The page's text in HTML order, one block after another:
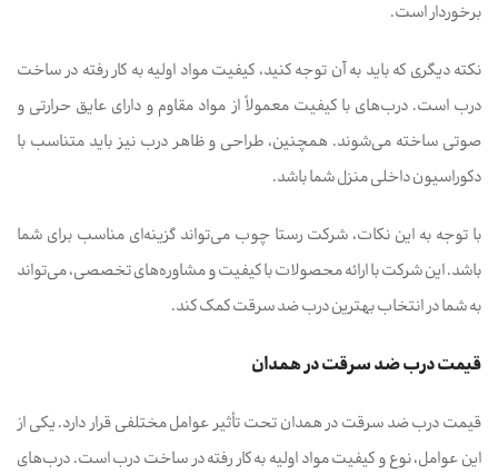
برخوردار است.
نکته دیگری که باید به آن توجه کنید، کیفیت مواد اولیه به کار رفته در ساخت
درب است. درب‌های با کیفیت معمولاً از مواد مقاوم و دارای عایق حرارتی و
صوتی ساخته می‌شوند. همچنین، طراحی و ظاهر درب نیز باید متناسب با
دکوراسیون داخلی منزل شما باشد.
با توجه به این نکات، شرکت رستا چوب می‌تواند گزینه‌ای مناسب برای شما
باشد. این شرکت با ارائه محصولات با کیفیت و مشاوره‌های تخصصی، می‌تواند
به شما در انتخاب بهترین درب ضد سرقت کمک کند.
قیمت درب ضد سرقت در همدان
قیمت درب ضد سرقت در همدان تحت تأثیر عوامل مختلفی قرار دارد. یکی از
این عوامل، نوع و کیفیت مواد اولیه به کار رفته در ساخت درب است. درب‌های